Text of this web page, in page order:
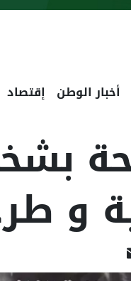
أخبار الوطن إقتصاد
و